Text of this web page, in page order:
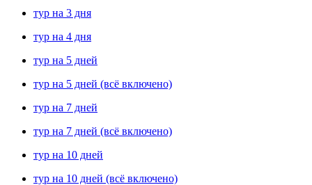
тур на 3 дня
тур на 4 дня
тур на 5 дней
тур на 5 дней (всё включено)
тур на 7 дней
тур на 7 дней (всё включено)
тур на 10 дней
тур на 10 дней (всё включено)